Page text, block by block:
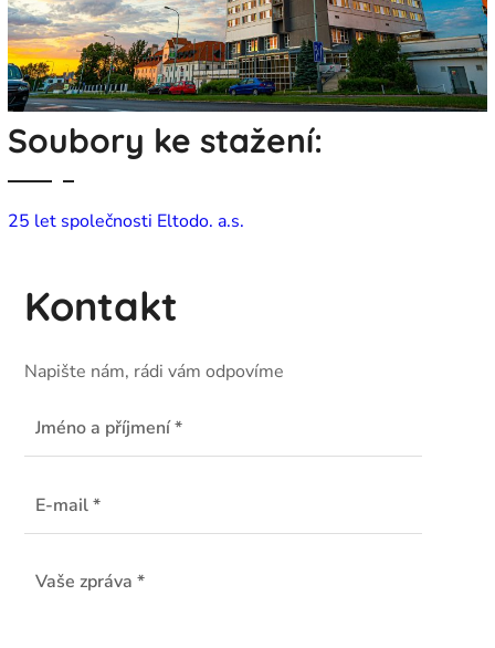
Soubory ke stažení:
25 let společnosti Eltodo. a.s.
Kontakt
Napište nám, rádi vám odpovíme